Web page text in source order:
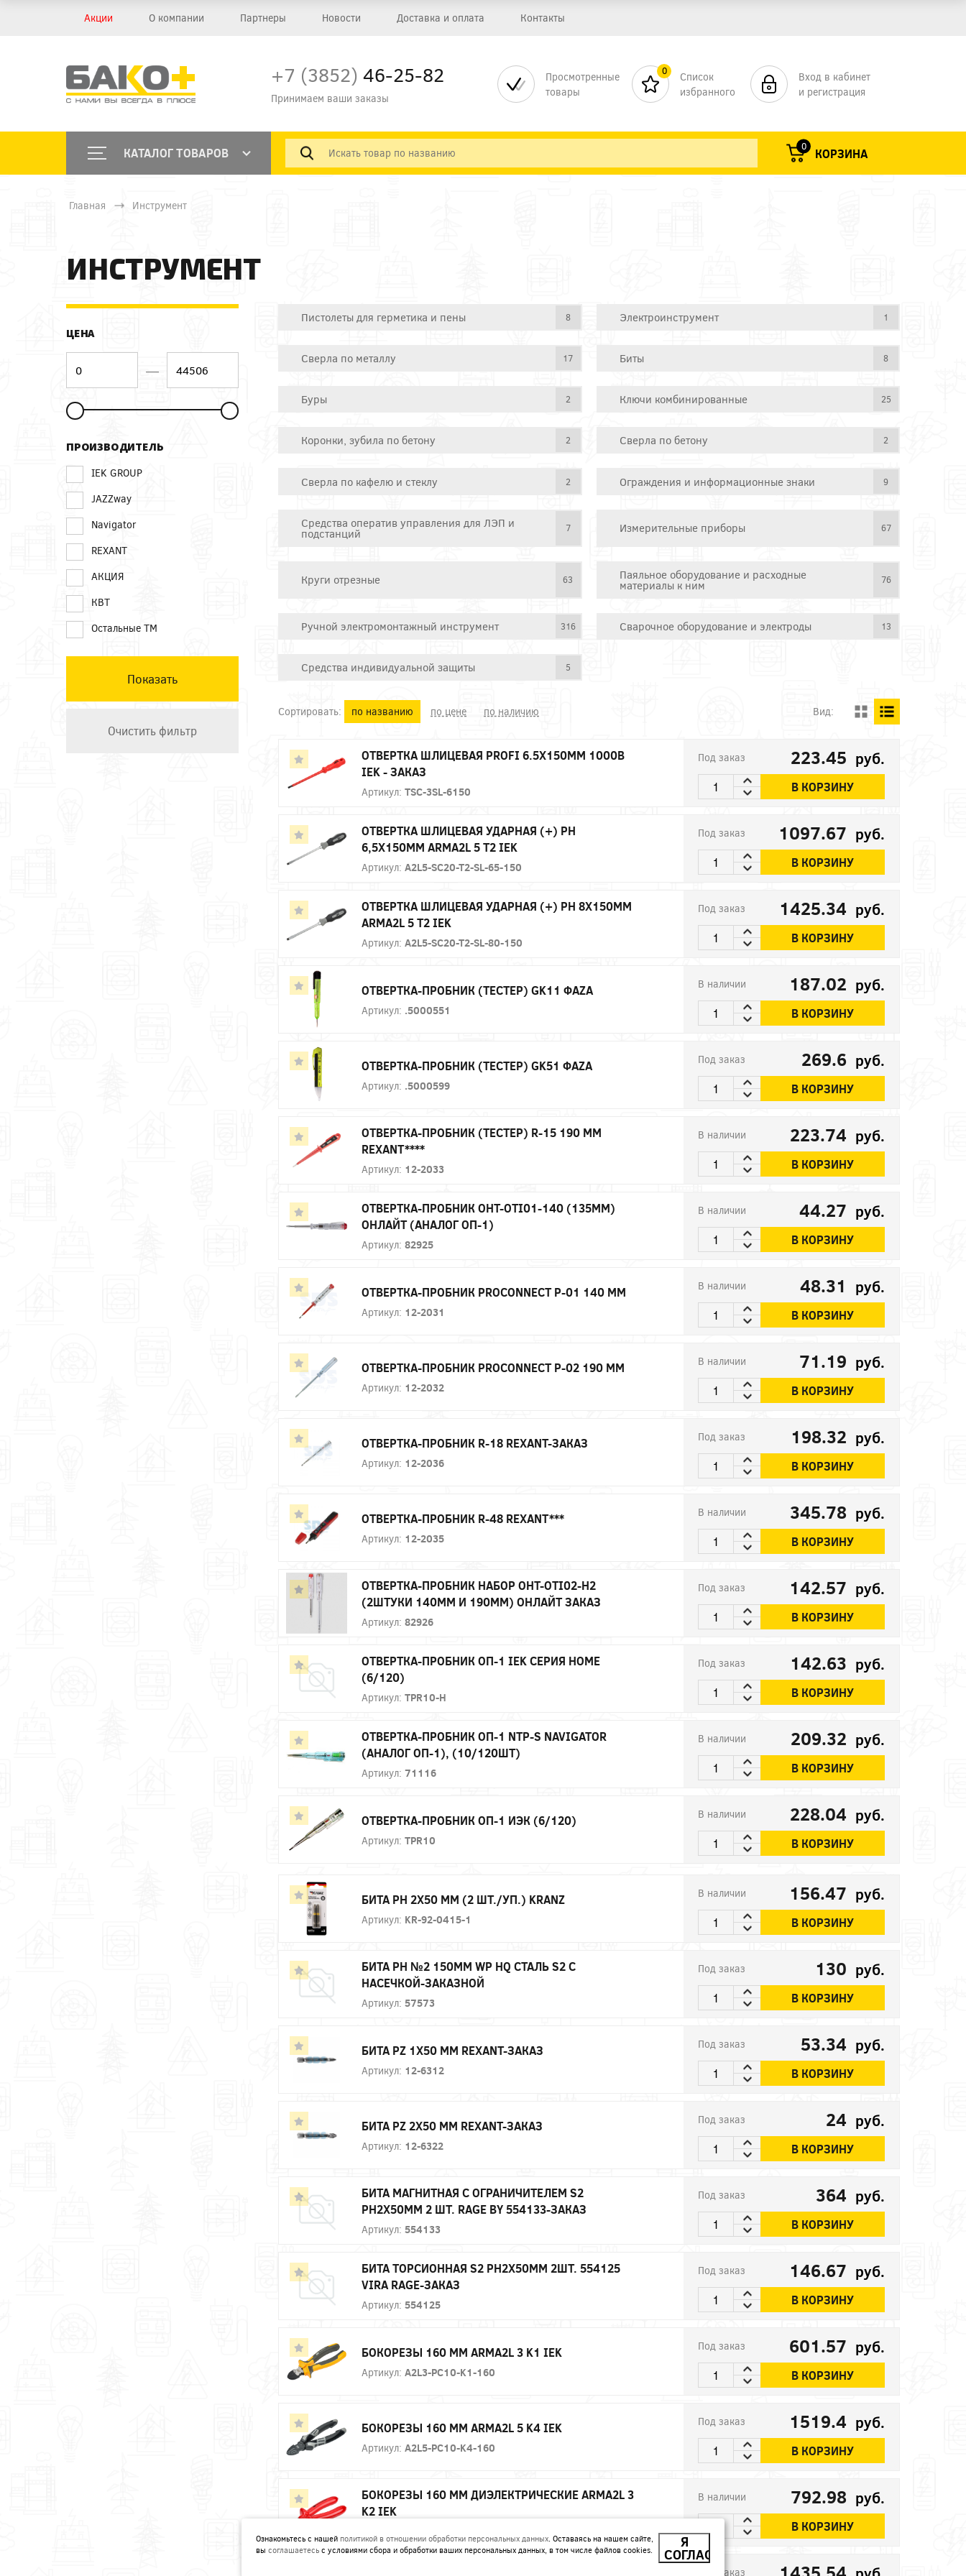
Акции О компании Партнеры Новости Доставка и оплата Контакты
+7 (3852) 46-25-82
Принимаем ваши заказы
Просмотренные
товары
0
Список
избранного
Вход в кабинет
и регистрация
КАТАЛОГ ТОВАРОВ 0 КОРЗИНА
Главная Инструмент
ИНСТРУМЕНТ
ЦЕНА
—
ПРОИЗВОДИТЕЛЬ
IEK GROUP
JAZZway
Navigator
REXANT
АКЦИЯ
КВТ
Остальные ТМ
Техэнерго
Пистолеты для герметика и пены 8 Электроинструмент 1
Сверла по металлу 17 Биты 8
Буры 2 Ключи комбинированные 25
Коронки, зубила по бетону 2 Сверла по бетону 2
Сверла по кафелю и стеклу 2 Ограждения и информационные знаки 9
Средства оператив управления для ЛЭП и
подстанций 7 Измерительные приборы 67
Круги отрезные 63 Паяльное оборудование и расходные
материалы к ним 76
Ручной электромонтажный инструмент 316 Сварочное оборудование и электроды 13
Средства индивидуальной защиты 5
Сортировать: по названию по цене по наличию Вид:
ОТВЕРТКА ШЛИЦЕВАЯ PROFI 6.5Х150ММ 1000В
IEK - ЗАКАЗ
Артикул: TSC-3SL-6150
Под заказ 223.45 руб.
В КОРЗИНУ
ОТВЕРТКА ШЛИЦЕВАЯ УДАРНАЯ (+) PH
6,5Х150ММ ARMA2L 5 T2 IEK
Артикул: A2L5-SC20-T2-SL-65-150
Под заказ 1097.67 руб.
В КОРЗИНУ
ОТВЕРТКА ШЛИЦЕВАЯ УДАРНАЯ (+) PH 8Х150ММ
ARMA2L 5 T2 IEK
Артикул: A2L5-SC20-T2-SL-80-150
Под заказ 1425.34 руб.
В КОРЗИНУ
ОТВЕРТКА-ПРОБНИК (ТЕСТЕР) GK11 ФАZА
Артикул: .5000551
В наличии 187.02 руб.
В КОРЗИНУ
ОТВЕРТКА-ПРОБНИК (ТЕСТЕР) GK51 ФАZА
Артикул: .5000599
Под заказ 269.6 руб.
В КОРЗИНУ
ОТВЕРТКА-ПРОБНИК (ТЕСТЕР) R-15 190 ММ
REXANT****
Артикул: 12-2033
В наличии 223.74 руб.
В КОРЗИНУ
ОТВЕРТКА-ПРОБНИК OHT-OTI01-140 (135ММ)
ОНЛАЙТ (АНАЛОГ ОП-1)
Артикул: 82925
В наличии 44.27 руб.
В КОРЗИНУ
ОТВЕРТКА-ПРОБНИК PROCONNECT P-01 140 ММ
Артикул: 12-2031
В наличии 48.31 руб.
В КОРЗИНУ
ОТВЕРТКА-ПРОБНИК PROCONNECT P-02 190 ММ
Артикул: 12-2032
В наличии 71.19 руб.
В КОРЗИНУ
ОТВЕРТКА-ПРОБНИК R-18 REXANT-ЗАКАЗ
Артикул: 12-2036
Под заказ 198.32 руб.
В КОРЗИНУ
ОТВЕРТКА-ПРОБНИК R-48 REXANT***
Артикул: 12-2035
В наличии 345.78 руб.
В КОРЗИНУ
ОТВЕРТКА-ПРОБНИК НАБОР OHT-OTI02-H2
(2ШТУКИ 140ММ И 190ММ) ОНЛАЙТ ЗАКАЗ
Артикул: 82926
Под заказ 142.57 руб.
В КОРЗИНУ
ОТВЕРТКА-ПРОБНИК ОП-1 IEK СЕРИЯ HOME
(6/120)
Артикул: TPR10-H
Под заказ 142.63 руб.
В КОРЗИНУ
ОТВЕРТКА-ПРОБНИК ОП-1 NTP-S NAVIGATOR
(АНАЛОГ ОП-1), (10/120ШТ)
Артикул: 71116
В наличии 209.32 руб.
В КОРЗИНУ
ОТВЕРТКА-ПРОБНИК ОП-1 ИЭК (6/120)
Артикул: TPR10
В наличии 228.04 руб.
В КОРЗИНУ
БИТА PH 2Х50 ММ (2 ШТ./УП.) KRANZ
Артикул: KR-92-0415-1
В наличии 156.47 руб.
В КОРЗИНУ
БИТА PH №2 150ММ WP HQ СТАЛЬ S2 С
НАСЕЧКОЙ-ЗАКАЗНОЙ
Артикул: 57573
Под заказ 130 руб.
В КОРЗИНУ
БИТА PZ 1X50 ММ REXANT-ЗАКАЗ
Артикул: 12-6312
Под заказ 53.34 руб.
В КОРЗИНУ
БИТА PZ 2X50 ММ REXANT-ЗАКАЗ
Артикул: 12-6322
Под заказ 24 руб.
В КОРЗИНУ
БИТА МАГНИТНАЯ С ОГРАНИЧИТЕЛЕМ S2
PH2X50ММ 2 ШТ. RAGE BY 554133-ЗАКАЗ
Артикул: 554133
Под заказ 364 руб.
В КОРЗИНУ
БИТА ТОРСИОННАЯ S2 PH2X50ММ 2ШТ. 554125
VIRA RAGE-ЗАКАЗ
Артикул: 554125
Под заказ 146.67 руб.
В КОРЗИНУ
БОКОРЕЗЫ 160 ММ ARMA2L 3 K1 IEK
Артикул: A2L3-PC10-K1-160
Под заказ 601.57 руб.
В КОРЗИНУ
БОКОРЕЗЫ 160 ММ ARMA2L 5 K4 IEK
Артикул: A2L5-PC10-K4-160
Под заказ 1519.4 руб.
В КОРЗИНУ
БОКОРЕЗЫ 160 ММ ДИЭЛЕКТРИЧЕСКИЕ ARMA2L 3
K2 IEK
В наличии 792.98 руб.
В КОРЗИНУ
Под заказ
Ознакомьтесь с нашей политикой в отношении обработки персональных данных. Оставаясь на нашем сайте,
вы соглашаетесь с условиями сбора и обработки ваших персональных данных, в том числе файлов cookies. Я
СОГЛАСЕН